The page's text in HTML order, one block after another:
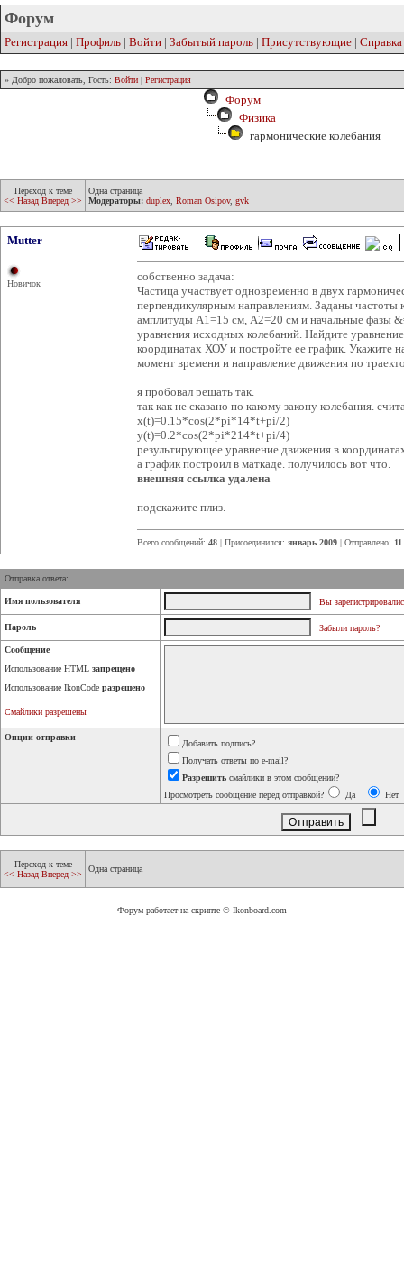
Форум
Регистрация | Профиль | Войти | Забытый пароль | Присутствующие | Справка
» Добро пожаловать, Гость: Войти | Регистрация
Форум
Физика
гармонические колебания
Переход к теме
<< Назад Вперед >>
Одна страница
Модераторы: duplex Roman Osipov, gvk
Mutter
Новичок
собственно задача:
Частица участвует одновременно в двух
перпендикулярным направлениям. Заданы
амплитуды А1=15 см, А2=20 см и начальные фазы
уравнения исходных колебаний. Найдите
координатах ХОУ и постройте ее график. Укажите
момент времени и направление движения по
я пробовал решать так.
так как не сказано по какому закону колебания.
x(t)=0.15*cos(2*pi*14*t+pi/2)
y(t)=0.2*cos(2*pi*214*t+pi/4)
результирующее уравнение движения в
а график построил в маткаде. получилось вот что.
внешняя ссылка удалена
подскажите плиз.
Всего сообщений: 48 | Присоединился: январь 2009 | Отправлено:
Отправка ответа:
Имя пользователя Вы
Пароль Забыли пароль?
Сообщение
Использование HTML запрещено
Использование IkonCode разрешено
Смайлики разрешены
Опции отправки
Добавить подпись?
Получать ответы по e-mail?
Разрешить смайлики в этом сообщении?
Просмотреть сообщение перед отправкой?
Да Нет
Переход к теме
<< Назад Вперед >>
Одна страница
Форум работает на скрипте © Ikonboard.com